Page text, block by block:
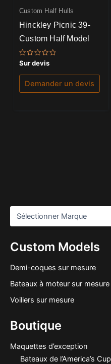
Custom Models
Demi-coques sur mesure
Bateaux à moteur sur mesure
Voiliers sur mesure
Boutique
Maquettes d’exception
Bateaux de l’America’s Cup
Custom Half Hulls
Hinckley Picnic 39-
Custom Half Model
Note
0
sur
Sur devis
Demander un devis